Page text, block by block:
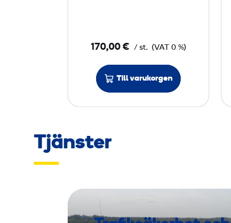
k
å
l
1
2
170,00 € / st. (VAT 0 %)
Till varukorgen
Tjänster